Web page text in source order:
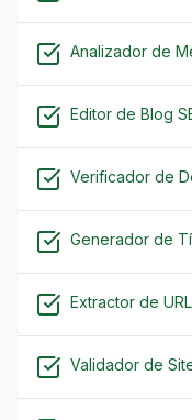
Analizador de
Editor de Blog
Verificador de
Generador de
Extractor de
Validador de